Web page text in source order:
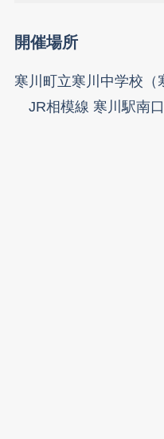
開催場所
寒川町立寒川中学校（
JR相模線 寒川駅南